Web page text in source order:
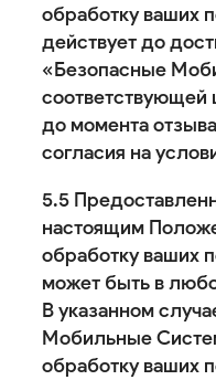
обработку ваших
действует до
«Безопасные
соответствующей
до момента
согласия на
5.5
настоящим
обработку ваших
может быть в
В указанном
Мобильные
обработку ваших